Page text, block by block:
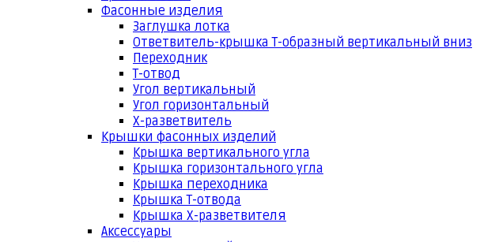
Фасонные изделия
Заглушка лотка
Ответвитель-крышка Т-образный вертикальный вниз
Переходник
Т-отвод
Угол вертикальный
Угол горизонтальный
Х-разветвитель
Крышки фасонных изделий
Крышка вертикального угла
Крышка горизонтального угла
Крышка переходника
Крышка Т-отвода
Крышка Х-разветвителя
Аксессуары